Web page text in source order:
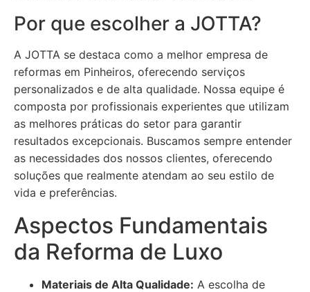
Por que escolher a JOTTA?
A JOTTA se destaca como a melhor empresa de
reformas em Pinheiros, oferecendo serviços
personalizados e de alta qualidade. Nossa equipe é
composta por profissionais experientes que utilizam
as melhores práticas do setor para garantir
resultados excepcionais. Buscamos sempre entender
as necessidades dos nossos clientes, oferecendo
soluções que realmente atendam ao seu estilo de
vida e preferências.
Aspectos Fundamentais
da Reforma de Luxo
Materiais de Alta Qualidade: A escolha de